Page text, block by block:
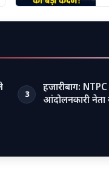
3
हजारीबाग:
आंदोलनकारी नेता